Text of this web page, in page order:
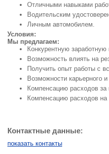
Отличными навыками
Водительским
Личным автомобилем.
Условия:
Мы предлагаем:
Конкурентную заработную
Возможность влиять на
Получить опыт работы с
Возможности карьерного
Компенсацию расходов за
Компенсацию расходов
Контактные данные:
показать контакты